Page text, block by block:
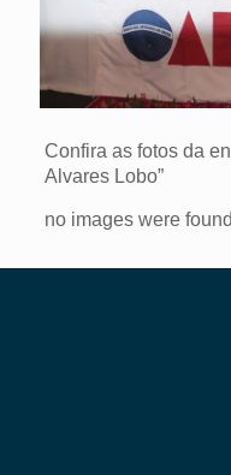
Confira as fotos da
Alvares Lobo”
no images were found